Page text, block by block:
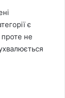
є
проте не